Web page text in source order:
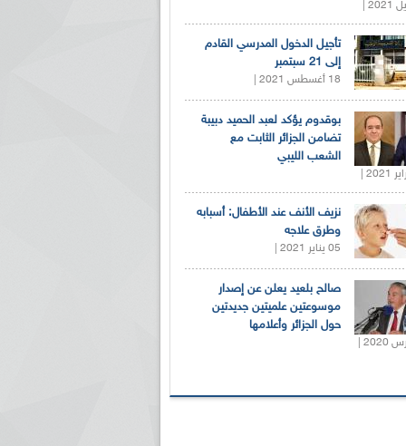
تأجيل الدخول المدرسي القادم
إلى 21 سبتمبر
18 أغسطس 2021 |
بوقدوم يؤكد لعبد الحميد دبيبة
تضامن الجزائر الثابت مع
الشعب الليبي
نزيف الأنف عند الأطفال: أسبابه
وطرق علاجه
05 يناير 2021 |
صالح بلعيد يعلن عن إصدار
موسوعتين علميتين جديدتين
حول الجزائر وأعلامها